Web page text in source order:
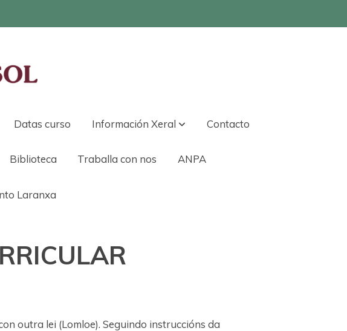
Datas curso Información Xeral Contacto
Biblioteca Traballa con nos ANPA
Laranxa
outra lei (Lomloe). Seguindo instruccións da